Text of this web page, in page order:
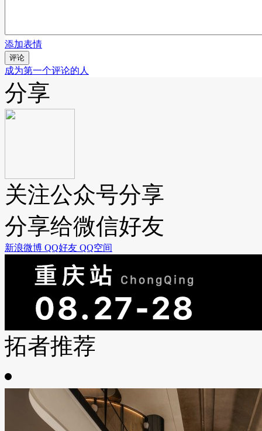
添加表情
评论
成为第一个评论的人
分享
关注公众号分享
分享给微信好友
新浪微博 QQ好友 QQ空间
拓者推荐